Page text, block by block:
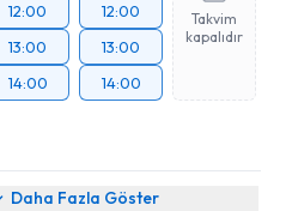
12:00
13:00
14:00
12:00
13:00
14:00
Takvim
kapalıdır
Daha Fazla Göster